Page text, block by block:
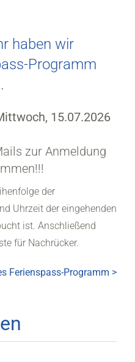
haben wir
Programm
15.07.2026
zur Anmeldung
der
Uhrzeit der eingehenden
ist. Anschließend
für Nachrücker.
Ferienspass-Programm >